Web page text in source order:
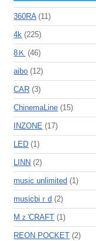
360RA(11)
4k (225)
8Ｋ (46)
aibo (12)
CAR (3)
ChinemaLine (15)
INZONE (17)
LED (1)
LINN (2)
music unlimited (1)
musicbiｒd (2)
Mｚ'CRAFT (1)
REON POCKET (2)